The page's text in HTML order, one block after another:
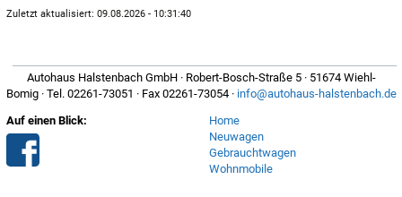
Zuletzt aktualisiert: 09.08.2026 - 10:31:40
Autohaus Halstenbach GmbH · Robert-Bosch-Straße 5 · 51674 Wiehl-
Bomig · Tel. 02261-73051 · Fax 02261-73054 · info@autohaus-halstenbach.de
Auf einen Blick:
Home
Neuwagen
Gebrauchtwagen
Wohnmobile